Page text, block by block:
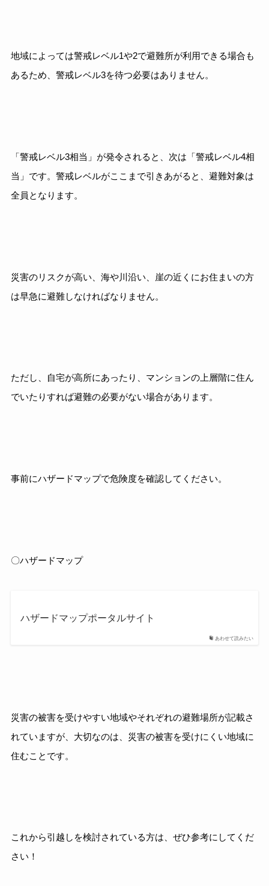
地域によっては警戒レベル1や2で避難所が利用できる場合も
あるため、警戒レベル3を待つ必要はありません。
「警戒レベル3相当」が発令されると、次は「警戒レベル4相
当」です。警戒レベルがここまで引きあがると、避難対象は
全員となります。
災害のリスクが高い、海や川沿い、崖の近くにお住まいの方
は早急に避難しなければなりません。
ただし、自宅が高所にあったり、マンションの上層階に住ん
でいたりすれば避難の必要がない場合があります。
事前にハザードマップで危険度を確認してください。
〇ハザードマップ
あわせて読みたい
ハザードマップポータルサイト
災害の被害を受けやすい地域やそれぞれの避難場所が記載さ
れていますが、大切なのは、災害の被害を受けにくい地域に
住むことです。
これから引越しを検討されている方は、ぜひ参考にしてくだ
さい！